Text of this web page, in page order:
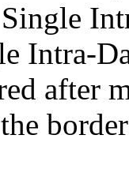
Intra-
after